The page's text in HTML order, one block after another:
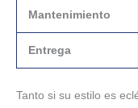
Mantenimiento
Entrega
Tanto si su estilo es